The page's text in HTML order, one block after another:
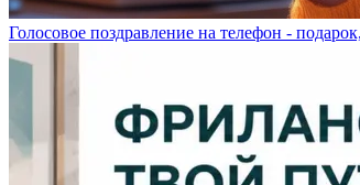
Голосовое поздравление на телефон -